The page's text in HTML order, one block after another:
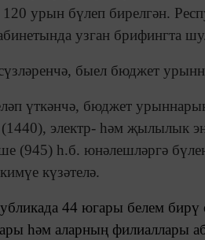
120 урын бүлеп бирелгән.
узган брифингта
быел бюджет
үткәнчә, бюджет
(1440), электр- һәм җылылык
(945) һ.б. юнәлешләргә
күзәтелә.
44 югары белем
һәм аларның филиаллары